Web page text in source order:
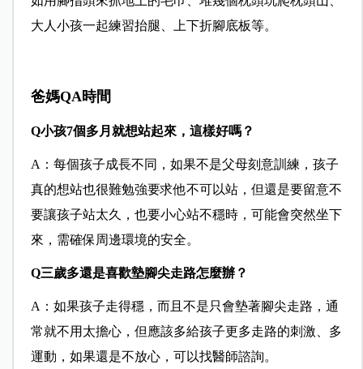
大人小孩一起練習抬腿、上下折腳底板等。
爸媽QA時間
Q小孩7個多月就想站起來，這樣好嗎？
A：每個孩子成長不同，如果不是父母刻意訓練，孩子
真的想站也很難勉強要求他不可以站，但還是要留意不
要讓孩子站太久，也要小心站不穩時，可能會突然坐下
來，需確保周邊環境的安全。
Q三歲多還是喜歡墊腳尖走路怎麼辦？
A：如果孩子走得穩，而且不是只會墊著腳尖走路，通
常就不用太擔心，但應該多給孩子更多走路的刺激、多
運動，如果還是不放心，可以找醫師諮詢。